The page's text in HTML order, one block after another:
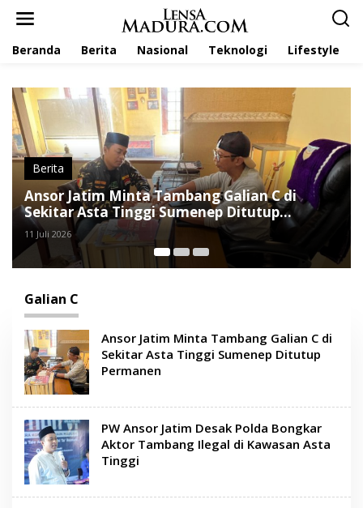
Beranda Berita Nasional Teknologi Lifestyle
Galian C di
Ditutup
Berita
PW Ansor Jatim Desak
Tambang Ilegal di
3 Juli 2026
Galian C
Ansor Jatim Minta Tambang Galian C di
Sekitar Asta Tinggi Sumenep Ditutup
Permanen
PW Ansor Jatim Desak Polda Bongkar
Aktor Tambang Ilegal di Kawasan Asta
Tinggi